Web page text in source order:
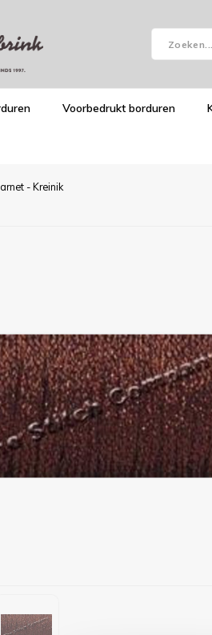
Voorbedrukt borduren
- Kreinik